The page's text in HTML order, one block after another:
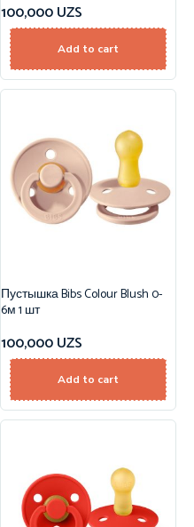
100,000UZS
Add to cart
Пустышка Bibs Colour Blush 0-
6м 1 шт
100,000UZS
Add to cart